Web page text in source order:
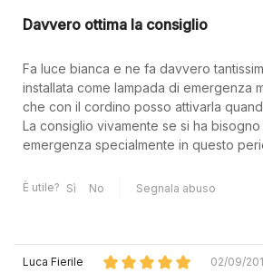
Davvero ottima la consiglio
Fa luce bianca e ne fa davvero
installata come lampada di emergenza
che con il cordino posso attivarla
La consiglio vivamente se si ha
emergenza specialmente in questo
È utile? Sì No Segnala abuso
Luca Fierile 02/09/